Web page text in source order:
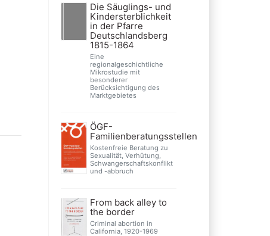
Die Säuglings- und
Kindersterblichkeit
in der Pfarre
Deutschlandsberg
1815-1864
Eine
regionalgeschichtliche
Mikrostudie mit
besonderer
Berücksichtigung des
Marktgebietes
ÖGF-
Familienberatungsstellen
Kostenfreie Beratung zu
Sexualität, Verhütung,
Schwangerschaftskonflikt
und -abbruch
From back alley to
the border
Criminal abortion in
California, 1920-1969